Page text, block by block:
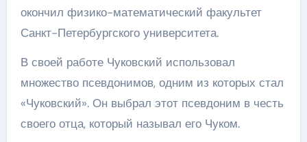
окончил физико-математический факультет
Санкт-Петербургского университета.
В своей работе Чуковский использовал
множество псевдонимов, одним из которых стал
«Чуковский». Он выбрал этот псевдоним в честь
своего отца, который называл его Чуком.